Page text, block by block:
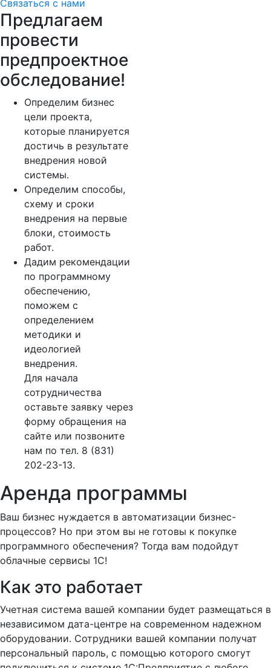
Связаться с нами
Предлагаем
провести
предпроектное
обследование!
Определим бизнес
цели проекта,
которые планируется
достичь в результате
внедрения новой
системы.
Определим способы,
схему и сроки
внедрения на первые
блоки, стоимость
работ.
Дадим рекомендации
по программному
обеспечению,
поможем с
определением
методики и
идеологией
внедрения.
Для начала
сотрудничества
оставьте заявку через
форму обращения на
сайте или позвоните
нам по тел. 8 (831)
202-23-13.
Аренда программы
Ваш бизнес нуждается в автоматизации бизнес-
процессов? Но при этом вы не готовы к покупке
программного обеспечения? Тогда вам подойдут
облачные сервисы 1С!
Как это работает
Учетная система вашей компании будет размещаться в
независимом дата-центре на современном надежном
оборудовании. Сотрудники вашей компании получат
персональный пароль, с помощью которого смогут